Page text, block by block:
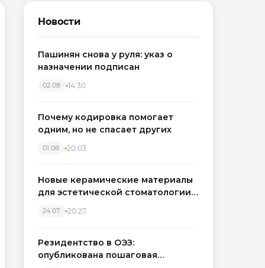
Новости
Пашинян снова у руля: указ о
назначении подписан
02.08 14:30
Почему кодировка помогает
одним, но не спасает других
01.08 20:03
Новые керамические материалы
для эстетической стоматологии
24.07 20:27
Резидентство в ОЭЗ:
опубликована пошаговая